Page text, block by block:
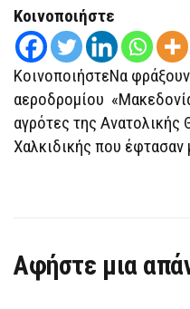
Κοινοποιήστε
ΚοινοποιήστεΝα
αεροδρομίου
αγρότες της Ανατολικής
Χαλκιδικής που έφτασαν
Αφήστε μια